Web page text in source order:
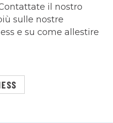
il nostro
sulle nostre
e su come allestire